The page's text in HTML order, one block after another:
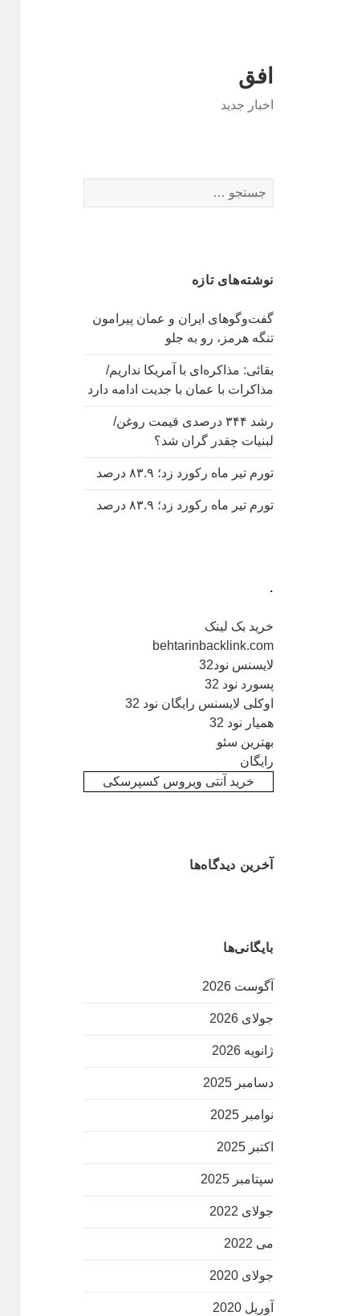
افق
اخبار جدید
برای:
نوشته‌های تازه
گفت‌وگوهای ایران و عمان پیرامون
تنگه هرمز، رو به جلو
بقائی: مذاکره‌ای با آمریکا نداریم/
مذاکرات با عمان با جدیت ادامه دارد
رشد ۳۴۴ درصدی قیمت روغن/
لبنیات چقدر گران شد؟
تورم تیر ماه رکورد زد؛ ۸۳.۹ درصد
تورم تیر ماه رکورد زد؛ ۸۳.۹ درصد
.
خرید بک لینک
behtarinbacklink.com
لایسنس نود32
پسورد نود 32
اوکلی لایسنس رایگان نود 32
همیار نود 32
بهترین سئو
رایگان
خرید آنتی ویروس کسپرسکی
آخرین دیدگاه‌ها
بایگانی‌ها
آگوست 2026
جولای 2026
ژانویه 2026
دسامبر 2025
نوامبر 2025
اکتبر 2025
سپتامبر 2025
جولای 2022
می 2022
جولای 2020
آوریل 2020